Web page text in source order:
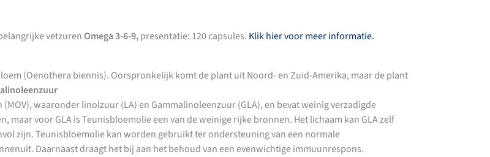
vetzurenOmega 3-6-9,presentatie: 120 capsules. Klik hier voor meer informatie.
(Oenothera biennis). Oorspronkelijk komt de plant uit Noord- en Zuid-Amerika, maar de plant
waaronder linolzuur (LA) en Gammalinoleenzuur (GLA), en bevat weinig verzadigde
voor GLA is Teunisbloemolie een van de weinige rijke bronnen. Het lichaam kan GLA zelf
zijn. Teunisbloemolie kan worden gebruikt ter ondersteuning van een normale
Daarnaast draagt het bij aan het behoud van een evenwichtige immuunrespons.